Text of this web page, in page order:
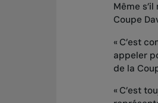
Même
Coupe
« C’est
appeler
de la
« C’est